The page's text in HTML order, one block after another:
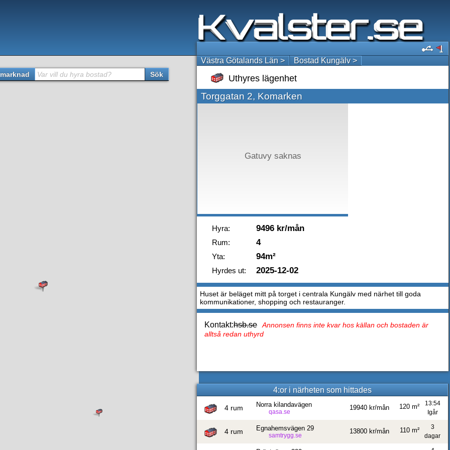
Västra Götalands Län > Bostad Kungälv >
Uthyres lägenhet
Torggatan 2, Komarken
Gatuvy saknas
Hyra: 9496 kr/mån
Rum: 4
Yta: 94m²
Hyrdes ut: 2025-12-02
Huset är beläget mitt på torget i centrala Kungälv med närhet till goda
kommunikationer, shopping och restauranger.
Kontakt:hsb.se
Annonsen finns inte kvar hos källan och bostaden är
alltså redan uthyrd
4:or i närheten som hittades
4 rum Norra kilandavägen
qasa.se
19940 kr/mån
13:54
Igår
120 m²
4 rum Egnahemsvägen 29
samtrygg.se
13800 kr/mån
3
dagar
110 m²
Var vill du hyra bostad? Sök